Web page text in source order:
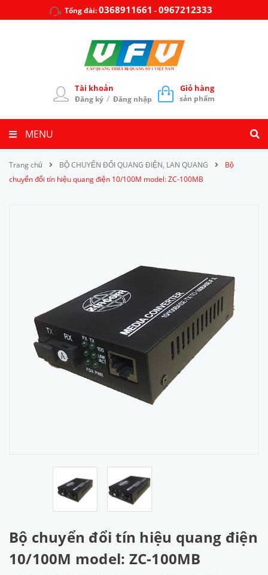
Tổng đài:0368911661 -0967212333
Tài khoản
Đăng ký / Đăng nhập
Giỏ hàng
sản phẩm
MENU
Trang chủ BỘ CHUYỂN ĐỔI QUANG ĐIỆN, LAN QUANG
Bộ
chuyển đổi tín hiệu quang điện 10/100M model: ZC-100MB
Bộ chuyển đổi tín hiệu quang điện
10/100M model: ZC-100MB